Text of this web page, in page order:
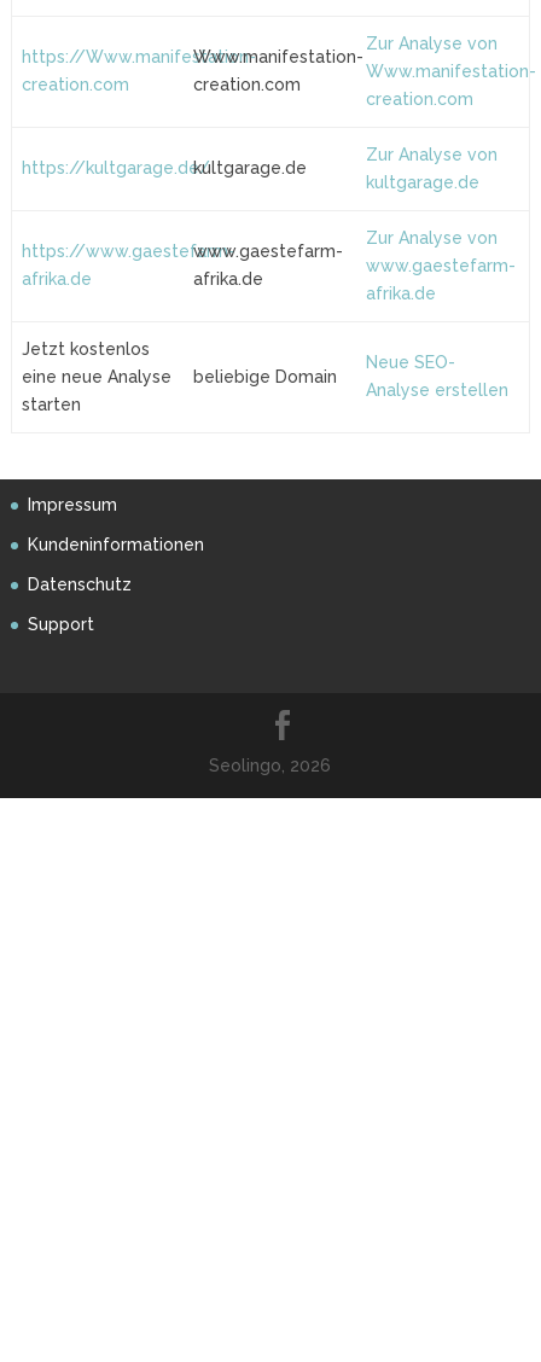
https://Www.manifestation-
creation.com
Www.manifestation-
creation.com
Zur Analyse von
Www.manifestation-
creation.com
https://kultgarage.de/kultgarage.de
Zur Analyse von
kultgarage.de
https://www.gaestefarm-
afrika.de
www.gaestefarm-
afrika.de
Zur Analyse von
www.gaestefarm-
afrika.de
Jetzt kostenlos
eine neue Analyse
starten
beliebige Domain
Neue SEO-
Analyse erstellen
Impressum
Kundeninformationen
Datenschutz
Support
Seolingo, 2026